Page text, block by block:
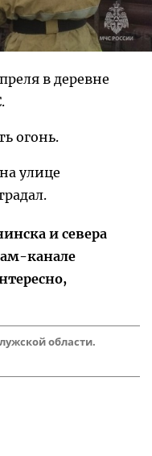
в деревне
огонь.
улице
и севера
канале
области.